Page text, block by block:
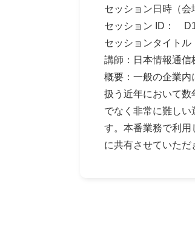
セッション日時（会
セッション ID：
セッションタイト
講師：日本情報通
概要：一般の企業内
扱う近年において数
でなく非常に難し
す。本番業務で利用
に共有させていただ